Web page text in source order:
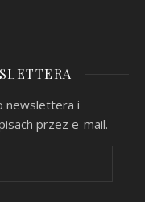
newslettera i
przez e-mail.